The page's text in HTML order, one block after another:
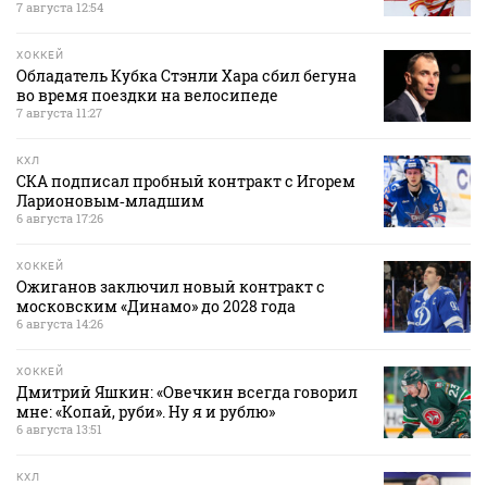
7 августа 12:54
ХОККЕЙ
Обладатель Кубка Стэнли Хара сбил бегуна
во время поездки на велосипеде
7 августа 11:27
КХЛ
СКА подписал пробный контракт с Игорем
Ларионовым‑младшим
6 августа 17:26
ХОККЕЙ
Ожиганов заключил новый контракт с
московским «Динамо» до 2028 года
6 августа 14:26
ХОККЕЙ
Дмитрий Яшкин: «Овечкин всегда говорил
мне: «Копай, руби». Ну я и рублю»
6 августа 13:51
КХЛ